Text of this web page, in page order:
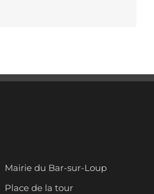
Mairie du Bar-sur-Loup
Place de la tour